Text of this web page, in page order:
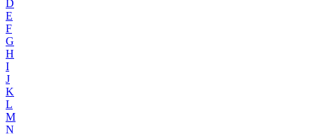
D
E
F
G
H
I
J
K
L
M
N